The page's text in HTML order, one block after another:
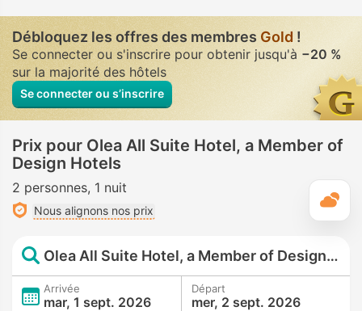
Débloquez les offres des membres Gold !
Se connecter ou s'inscrire pour obtenir jusqu'à −20 %
sur la majorité des hôtels
Se connecter ou s’inscrire
Prix pour Olea All Suite Hotel, a Member of
Design Hotels
2 personnes 1 nuit
Nous alignons nos prix
Olea All Suite Hotel, a Member of Design Hotels
Arrivée
mar, 1 sept. 2026
Départ
mer, 2 sept. 2026